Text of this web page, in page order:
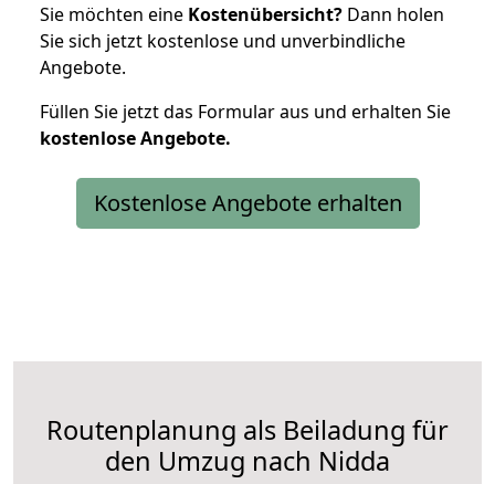
Sie möchten eine Kostenübersicht? Dann holen
Sie sich jetzt kostenlose und unverbindliche
Angebote.
Füllen Sie jetzt das Formular aus und erhalten Sie
kostenloseAngebote.
Kostenlose Angebote erhalten
Routenplanung als Beiladung für
den Umzug nach Nidda